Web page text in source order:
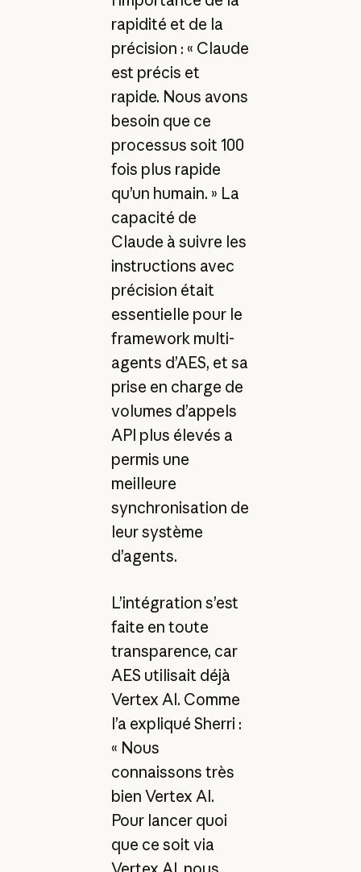
rapidité et de la
précision : « Claude
est précis et
rapide. Nous avons
besoin que ce
processus soit 100
fois plus rapide
qu’un humain. » La
capacité de
Claude à suivre les
instructions avec
précision était
essentielle pour le
framework multi-
agents d’AES, et sa
prise en charge de
volumes d’appels
API plus élevés a
permis une
meilleure
synchronisation de
leur système
d’agents.
L’intégration s’est
faite en toute
transparence, car
AES utilisait déjà
Vertex AI. Comme
l’a expliqué Sherri :
« Nous
connaissons très
bien Vertex AI.
Pour lancer quoi
que ce soit via